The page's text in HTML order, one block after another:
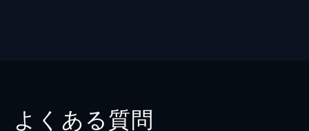
よくある質問